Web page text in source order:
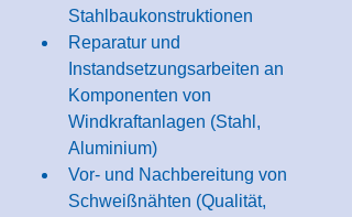
Stahlbaukonstruktionen
Reparatur und
Instandsetzungsarbeiten an
Komponenten von
Windkraftanlagen (Stahl,
Aluminium)
Vor- und Nachbereitung von
Schweißnähten (Qualität,